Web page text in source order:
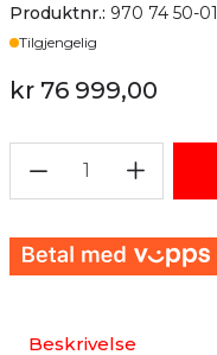
Produktnr.: 970 74 50-01
Lager
Tilgjengelig
kr 76 999,00
1
Beskrivelse